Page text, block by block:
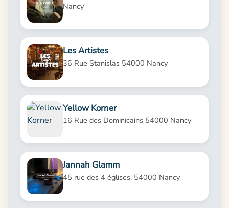
Nancy
Les Artistes
36 Rue Stanislas 54000 Nancy
Yellow Korner
16 Rue des Dominicains 54000 Nancy
Jannah Glamm
45 rue des 4 églises, 54000 Nancy